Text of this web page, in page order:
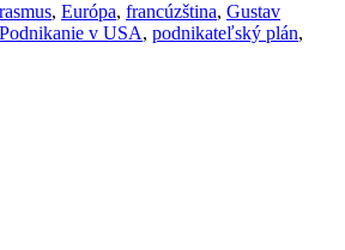
, Európa, francúzština, Gustav
Podnikanie v USA, podnikateľský plán,